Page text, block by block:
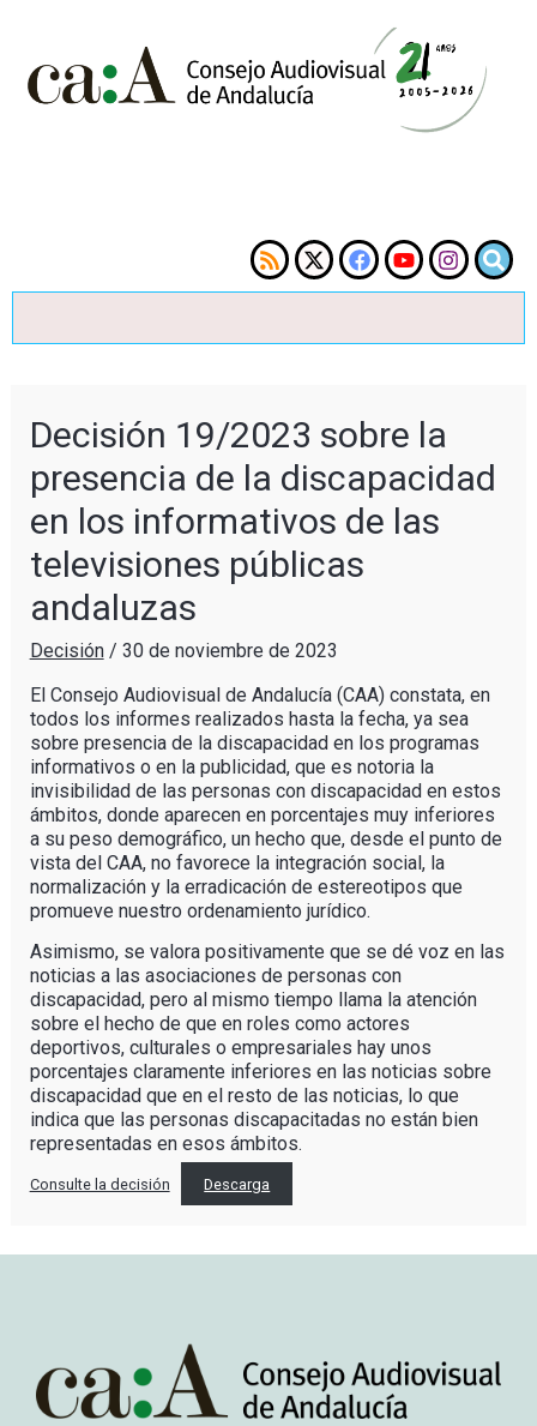
Decisión 19/2023 sobre la
presencia de la discapacidad
en los informativos de las
televisiones públicas
andaluzas
Decisión/ 30 de noviembre de 2023
El Consejo Audiovisual de Andalucía (CAA) constata, en
todos los informes realizados hasta la fecha, ya sea
sobre presencia de la discapacidad en los programas
informativos o en la publicidad, que es notoria la
invisibilidad de las personas con discapacidad en estos
ámbitos, donde aparecen en porcentajes muy inferiores
a su peso demográfico, un hecho que, desde el punto de
vista del CAA, no favorece la integración social, la
normalización y la erradicación de estereotipos que
promueve nuestro ordenamiento jurídico.
Asimismo, se valora positivamente que se dé voz en las
noticias a las asociaciones de personas con
discapacidad, pero al mismo tiempo llama la atención
sobre el hecho de que en roles como actores
deportivos, culturales o empresariales hay unos
porcentajes claramente inferiores en las noticias sobre
discapacidad que en el resto de las noticias, lo que
indica que las personas discapacitadas no están bien
representadas en esos ámbitos.
Consulte la decisión Descarga